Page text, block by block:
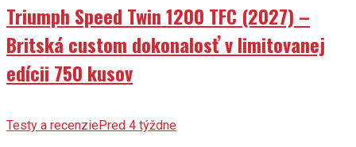
Triumph Speed Twin 1200 TFC (2027) –
Britská custom dokonalosť v limitovanej
edícii 750 kusov
Testy a recenziePred 4 týždne